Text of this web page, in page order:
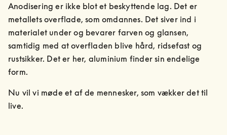
Anodisering er ikke blot et beskyttende lag. Det er
metallets overflade, som omdannes. Det siver ind i
materialet under og bevarer farven og glansen,
samtidig med at overfladen blive hård, ridsefast og
rustsikker. Det er her, aluminium finder sin endelige
form.
Nu vil vi møde et af de mennesker, som vækker det til
live.